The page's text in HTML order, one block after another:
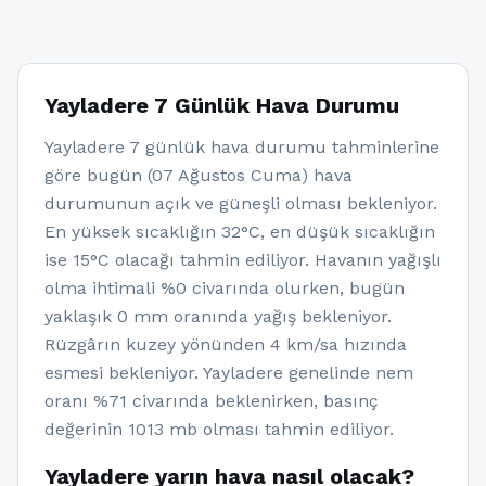
Yayladere 7 Günlük Hava Durumu
Yayladere 7 günlük hava durumu tahminlerine
göre bugün (07 Ağustos Cuma) hava
durumunun açık ve güneşli olması bekleniyor.
En yüksek sıcaklığın 32°C, en düşük sıcaklığın
ise 15°C olacağı tahmin ediliyor. Havanın yağışlı
olma ihtimali %0 civarında olurken, bugün
yaklaşık 0 mm oranında yağış bekleniyor.
Rüzgârın kuzey yönünden 4 km/sa hızında
esmesi bekleniyor. Yayladere genelinde nem
oranı %71 civarında beklenirken, basınç
değerinin 1013 mb olması tahmin ediliyor.
Yayladere yarın hava nasıl olacak?